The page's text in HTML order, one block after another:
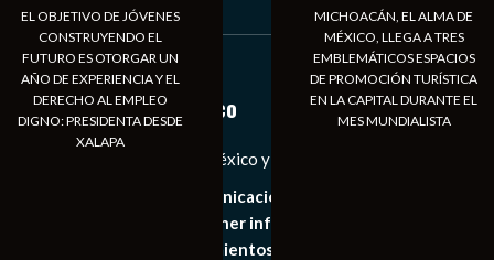
30 31
« Jul
Notiexpress de México
Las Noticias Diarias de México y el Mundo a Tu Alcance
Somos un medio de comunicación digital que tiene como
principal objetivo mantener informado al publico en
general de los acontecimientos mas recientes e
EL OBJETIVO DE JÓVENES
CONSTRUYENDO EL
FUTURO ES OTORGAR UN
AÑO DE EXPERIENCIA Y EL
DERECHO AL EMPLEO
DIGNO: PRESIDENTA DESDE
XALAPA
MICHOACÁN, EL ALMA DE
MÉXICO, LLEGA A TRES
EMBLEMÁTICOS ESPACIOS
DE PROMOCIÓN TURÍSTICA
EN LA CAPITAL DURANTE EL
MES MUNDIALISTA